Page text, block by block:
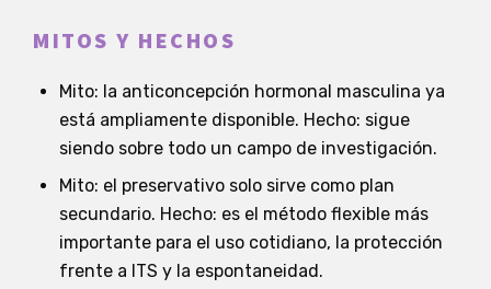
MITOS Y HECHOS
Mito: la anticoncepción hormonal masculina ya
está ampliamente disponible. Hecho: sigue
siendo sobre todo un campo de investigación.
Mito: el preservativo solo sirve como plan
secundario. Hecho: es el método flexible más
importante para el uso cotidiano, la protección
frente a ITS y la espontaneidad.